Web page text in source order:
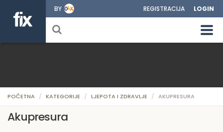
BY REGISTRACIJA LOGIN
POČETNA KATEGORIJE LJEPOTA I ZDRAVLJE AKUPRESURA
Akupresura